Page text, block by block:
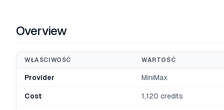
Overview
WŁAŚCIWOŚĆ WARTOŚĆ
Provider MiniMax
Cost 1,120 credits